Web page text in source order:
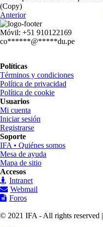
(Copy)
Anterior
Móvil: +51 910122169
co******@*****du.pe
Políticas
Términos y condiciones
Política de privacidad
Política de cookie
Usuarios
Mi cuenta
Iniciar sesión
Registrarse
Soporte
IFA • Quiénes somos
Mesa de ayuda
Mapa de sitio
Accesos
Intranet
Webmail
Foros
© 2021 IFA - All rights reserved